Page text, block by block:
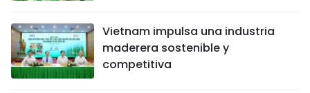
Vietnam impulsa una industria
maderera sostenible y
competitiva